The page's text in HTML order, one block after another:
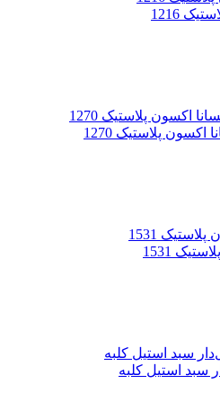
پلاستیک 1270
1531
استیل کلبه